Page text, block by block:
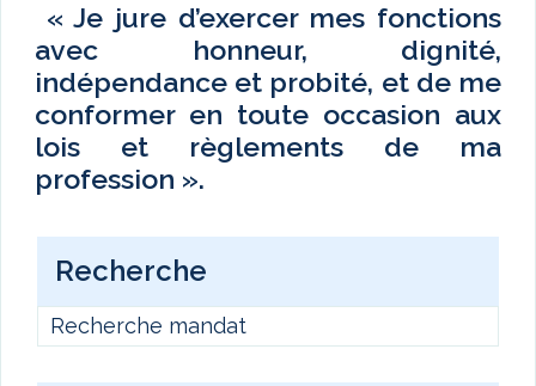
« Je jure d’exercer mes fonctions
avec honneur, dignité,
indépendance et probité, et de me
conformer en toute occasion aux
lois et règlements de ma
profession ».
Recherche
Recherche mandat